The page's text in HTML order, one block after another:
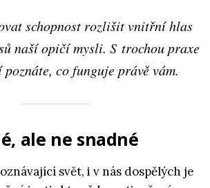
schopnost rozlišit vnitřní hlas
naší opičí mysli. S trochou praxe
co funguje právě vám.
ale ne snadné
svět, i v nás dospělých je